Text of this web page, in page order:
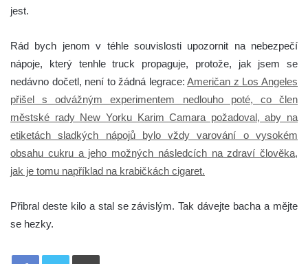
jest.
Rád bych jenom v téhle souvislosti upozornit na nebezpečí
nápoje, který tenhle truck propaguje, protože, jak jsem se
nedávno dočetl, není to žádná legrace:Američan z Los Angeles
přišel s odvážným experimentem nedlouho poté, co člen
městské rady New Yorku Karim Camara požadoval, aby na
etiketách sladkých nápojů bylo vždy varování o vysokém
obsahu cukru a jeho možných následcích na zdraví člověka,
jak je tomu například na krabičkách cigaret.
Přibral deste kilo a stal se závislým. Tak dávejte bacha a mějte
se hezky.
Tisknout